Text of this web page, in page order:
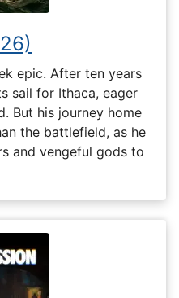
epic. After ten years
sail for Ithaca, eager
But his journey home
the battlefield, as he
and vengeful gods to